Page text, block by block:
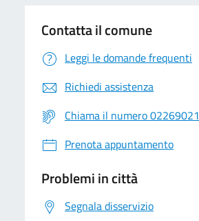
Contatta il comune
Leggi le domande frequenti
Richiedi assistenza
Chiama il numero 02269021
Prenota appuntamento
Problemi in città
Segnala disservizio